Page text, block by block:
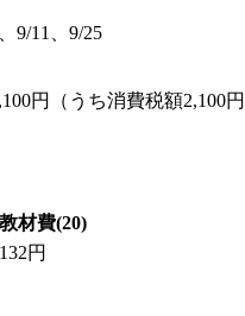
9/11、9/25
円（うち消費税額2,100
教材費(20)
132円